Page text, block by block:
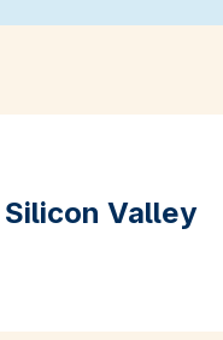
Valley
Valley